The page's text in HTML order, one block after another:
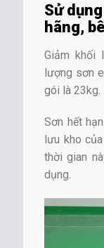
Sử
hãng,
Giảm khối
lượng sơn
gói là 23kg.
Sơn hết
lưu kho
thời gian
dụng.